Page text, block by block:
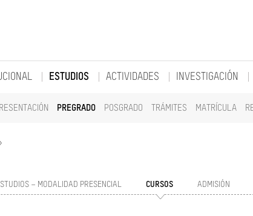
ESTUDIOS
PREGRADO POSGRADO TRÁMITES MATRÍCULA
ACTIVIDADES INVESTIGACIÓN
– MODALIDAD PRESENCIAL CURSOS ADMISIÓN